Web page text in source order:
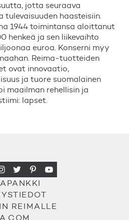
jotta seuraava
tulevaisuuden haasteisiin.
1944 toimintansa aloittanut
henkeä ja sen liikevaihto
euroa. Konserni myy
Reima-tuotteiden
ovat innovaatio,
ja tuore suomalainen
maailman rehellisin ja
lapset.
REIMALLE